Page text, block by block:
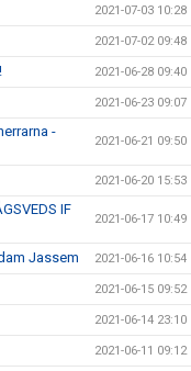
2021-07-03 10:28
2021-07-02 09:48
2021-06-28 09:40
2021-06-23 09:07
-
2021-06-21 09:50
2021-06-20 15:53
IF
2021-06-17 10:49
Jassem 2021-06-16 10:54
2021-06-15 09:52
2021-06-14 23:10
2021-06-11 09:12